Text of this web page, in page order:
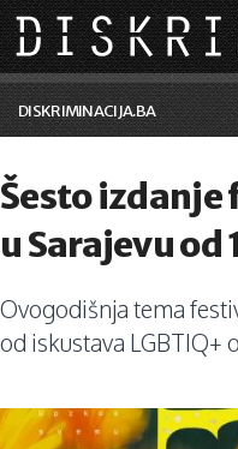
Skip to main content
DISKRIMINACIJA.BA
Vijesti i događaji
Aktuelne teme
Kolumne
Saradnja sa medijima
Šesto
u Sarajevu od
Ovogodišnja tema
od iskustava LGBTIQ+